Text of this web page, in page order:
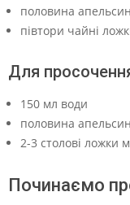
половина
півтори чайні
Для
150 мл води
половина
2-3 столові ложки
Починаємо